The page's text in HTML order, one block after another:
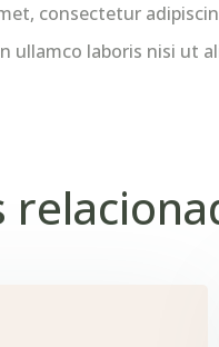
consectetur
ullamco laboris nisi ut